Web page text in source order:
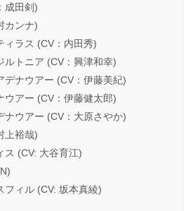
成田剣)
カンナ)
ィラス (CV：内田秀)
ルトニア (CV：興津和幸)
デナウアー (CV：伊藤美紀)
ウアー (CV：伊藤健太郎)
ナウアー (CV：大原さやか)
上裕哉)
ス (CV: 大谷育江)
フィル (CV: 坂本真綾)